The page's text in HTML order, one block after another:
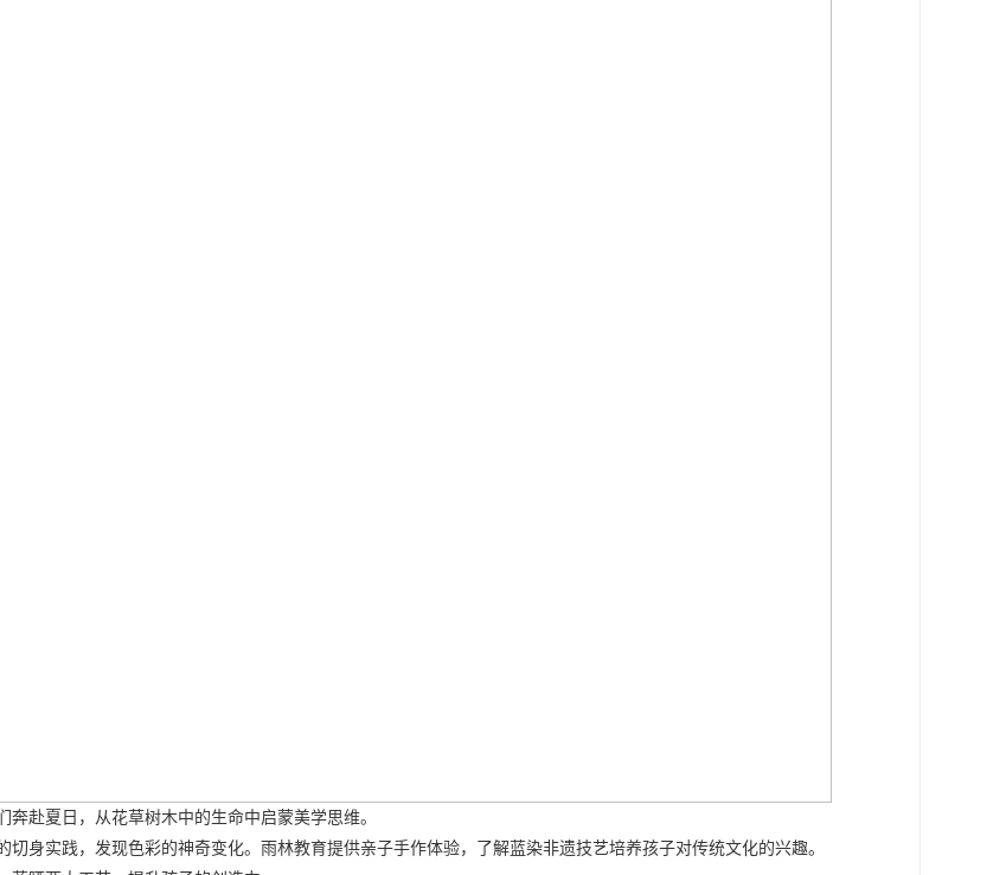
奔赴夏日，从花草树木中的生命中启蒙美学思维。
切身实践，发现色彩的神奇变化。雨林教育提供亲子手作体验，了解蓝染非遗技艺培养孩子对传统文化的兴趣。